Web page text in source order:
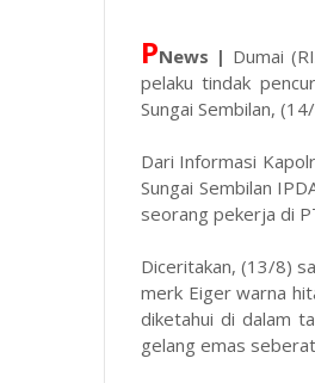
PNews | Dumai
pelaku tindak
Sungai Sembilan,
Dari Informasi
Sungai Sembilan
seorang pekerja di
Diceritakan, (13/8)
merk Eiger warna
diketahui di dalam
gelang emas